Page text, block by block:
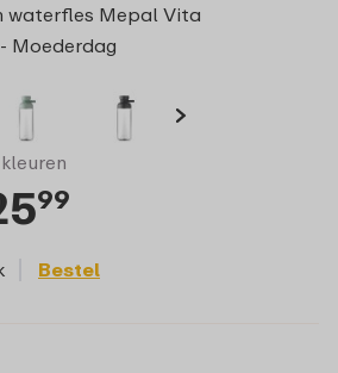
waterfles Mepal Vita
Moederdag
99
Bestel